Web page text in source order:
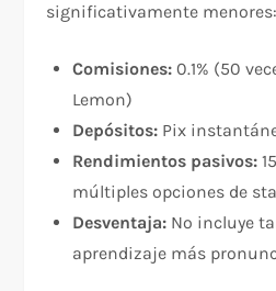
significativamente menores:​
Comisiones: 0.1% (50
Lemon)
Depósitos: Pix
Rendimientos pasivos:
múltiples opciones de
Desventaja: No incluye
aprendizaje más